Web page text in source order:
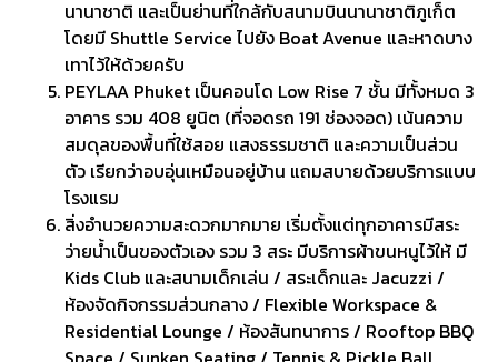
นานาชาติ และเป็นย่านที่ใกล้กับสนามบินนานาชาติภูเก็ต
โดยมี Shuttle Service ไปยัง Boat Avenue และหาดบาง
เทาไว้ให้ด้วยครับ
PEYLAA Phuket เป็นคอนโด Low Rise 7 ชั้น มีทั้งหมด 3
อาคาร รวม 408 ยูนิต (ที่จอดรถ 191 ช่องจอด) เน้นความ
สมดุลของพื้นที่ใช้สอย แสงธรรมชาติ และความเป็นส่วน
ตัว เรียกว่าอบอุ่นเหมือนอยู่บ้าน แถมสบายด้วยบริการแบบ
โรงแรม
สิ่งอำนวยความสะดวกมากมาย เริ่มตั้งแต่ทุกอาคารมีสระ
ว่ายน้ำเป็นของตัวเอง รวม 3 สระ มีบริการผ้าขนหนูไว้ให้ มี
Kids Club และสนามเด็กเล่น / สระเด็กและ Jacuzzi /
ห้องจัดกิจกรรมส่วนกลาง / Flexible Workspace &
Residential Lounge / ห้องสันทนาการ / Rooftop BBQ